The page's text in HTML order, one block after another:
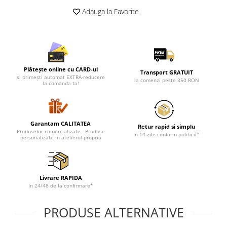
Pijamale de CRACIUN
Pijamale de dama
Pijamale de barbati
Halate si capoate
WINTER Collection
Halate si pijamale Family
Incaltaminte
Seturi elegante femei
Pijamale de copii
Adauga la Favorite
Plătește online cu CARD-ul
și primești automat EXTRA-reducere
la comanda ta!
Transport GRATUIT
la comenzi peste 350 RON
Garantam CALITATEA
Produselor comercializate - Produse
personalizate in atelierul propriu
Retur rapid si simplu
In 14 zile conform politicii*
Livrare RAPIDA
In 24/48 de la confirmare*
PRODUSE ALTERNATIVE